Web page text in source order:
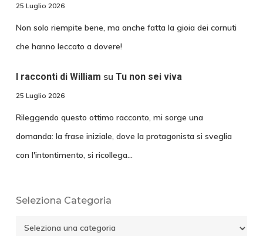
25 Luglio 2026
Non solo riempite bene, ma anche fatta la gioia dei cornuti
che hanno leccato a dovere!
I racconti di William su Tu non sei viva
25 Luglio 2026
Rileggendo questo ottimo racconto, mi sorge una
domanda: la frase iniziale, dove la protagonista si sveglia
con l'intontimento, si ricollega…
Seleziona Categoria
Seleziona